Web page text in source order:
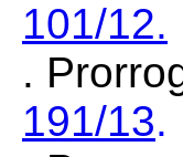
101/12.
.
191/13.